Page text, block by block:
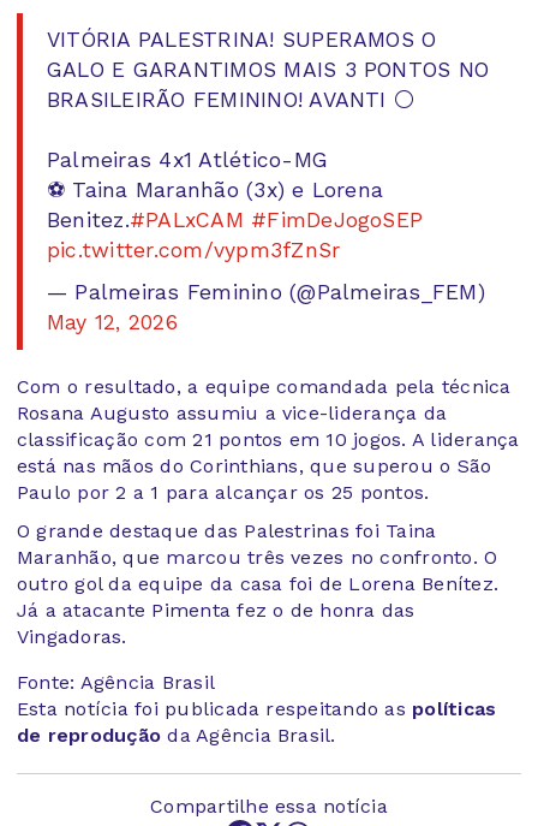
VITÓRIA PALESTRINA! SUPERAMOS O
GALO E GARANTIMOS MAIS 3 PONTOS NO
BRASILEIRÃO FEMININO! AVANTI ⚪
Palmeiras 4x1 Atlético-MG
⚽ Taina Maranhão (3x) e Lorena
Benitez.#PALxCAM #FimDeJogoSEP
pic.twitter.com/vypm3fZnSr
— Palmeiras Feminino (@Palmeiras_FEM)
May 12, 2026
Com o resultado, a equipe comandada pela técnica
Rosana Augusto assumiu a vice-liderança da
classificação com 21 pontos em 10 jogos. A liderança
está nas mãos do Corinthians, que superou o São
Paulo por 2 a 1 para alcançar os 25 pontos.
O grande destaque das Palestrinas foi Taina
Maranhão, que marcou três vezes no confronto. O
outro gol da equipe da casa foi de Lorena Benítez.
Já a atacante Pimenta fez o de honra das
Vingadoras.
Fonte: Agência Brasil
Esta notícia foi publicada respeitando as políticas
de reprodução da Agência Brasil.
Compartilhe essa notícia